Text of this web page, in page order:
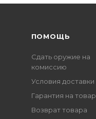
ПОМОЩЬ
Сдать оружие на
комиссию
Условия доставки
Гарантия на товар
Возврат товара